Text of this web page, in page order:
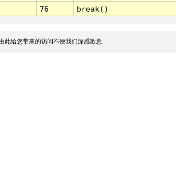
76 break()
此给您带来的访问不便我们深感歉意.